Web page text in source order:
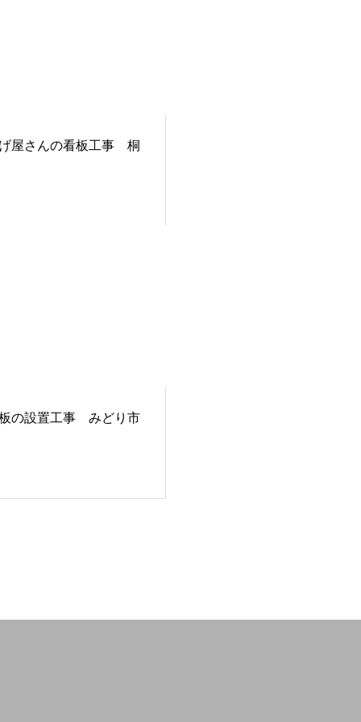
屋さんの看板工事 桐
の設置工事 みどり市